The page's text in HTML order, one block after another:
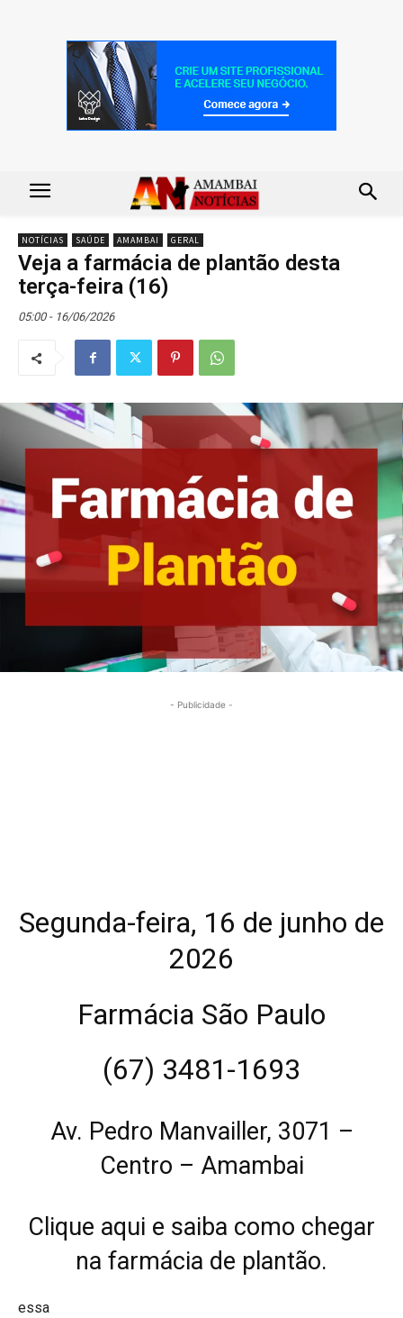
NOTÍCIAS SAÚDE AMAMBAI GERAL
Veja a farmácia de plantão desta
terça-feira (16)
05:00 - 16/06/2026
- Publicidade -
Segunda-feira, 16 de junho de
2026
Farmácia São Paulo
(67) 3481-1693
Av. Pedro Manvailler, 3071 –
Centro – Amambai
Clique aqui e saiba como chegar
na farmácia de plantão.
essa